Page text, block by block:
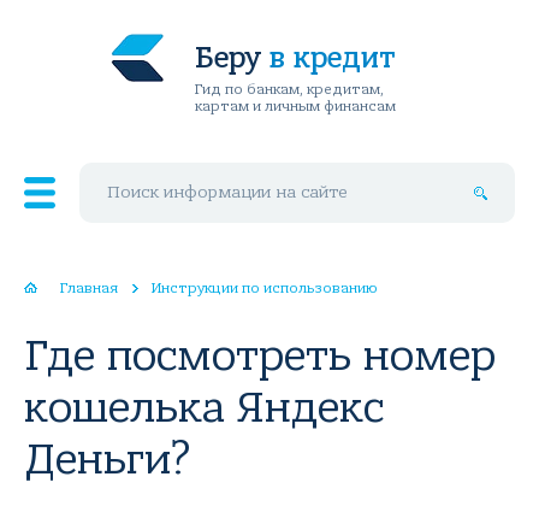
Беру в кредит
Гид по банкам, кредитам,
картам и личным финансам
Главная Инструкции по использованию
Где посмотреть номер
кошелька Яндекс
Деньги?